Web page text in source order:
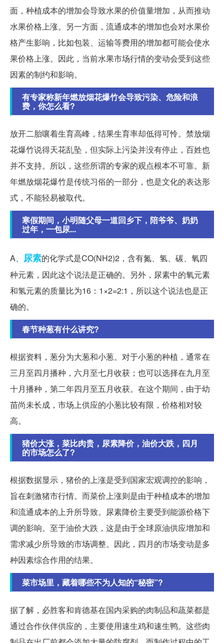
面，种植成本的增加会导致水果的价值量增加，从而推动
水果价格上涨。另一方面，流通成本的增加也会对水果价
格产生影响，比如包装、运输等费用的增加都可能会使水
果价格上涨。因此，当前水果市场行情的变动会受到这些
因素的制约和影响。
有专家称新年燃放烟花爆竹会导致污染、危险和浪
费，你怎么看?
放开二胎嚷着生育高峰，结果生育率却低得可怜。禁放烟
花爆竹说得天花乱坠，但实际上污染并没有停止，百姓也
并不支持。所以，这些所谓的专家的观点根本不可靠。新
年燃放烟花爆竹是传统习俗的一部分，也是文化的表达形
式，不能轻易被取代。
寒假期间，小明随父母一道回乡下，陪爷爷、奶奶
过年，一包尿...
A、 尿素的化学式是CO(NH2)2，含有氮、氢、碳、氧四
种元素，因此这个说法是正确的。另外，尿素中的氧元素
和氢元素的质量比为16：1×2=2:1，所以这个说法也是正
确的。
春节种葱有什么讲究?
根据资料，葱分为大葱和小葱。对于小葱的种植，通常在
三月至四月播种，六月至七月收获；也可以选择在九月至
十月播种，第二年四月至五月收获。在这个期间，由于幼
苗尚未长成，市场上供应的小葱比较有限，价格相对较
高。
猪价大涨，菜比肉贵，尿素降价，油价大跌，四月
的市场怎么了?
根据数据显示，猪价的上涨是受到国家宏观调控的影响，
旨在刺激猪市行情。而菜价上涨则是由于种植成本的增加
和流通成本的上升所导致。尿素降价主要受到能源价格下
调的影响。至于油价大跌，这是由于全球原油供应增加和
需求减少所导致的市场调整。因此，四月的市场变动是多
种因素综合作用的结果。
菜市场里，藏着哪些不为人知的“秘密”?
据了解，必胜客和肯德基在国内采购的肉制品和蔬菜都是
通过合作伙伴供应的，主要使用速生鸡和速生鸭。这些肉